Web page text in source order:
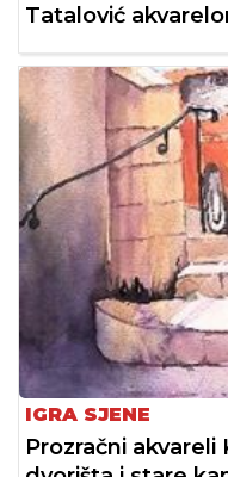
Tatalović
IGRA SJENE
Prozračni